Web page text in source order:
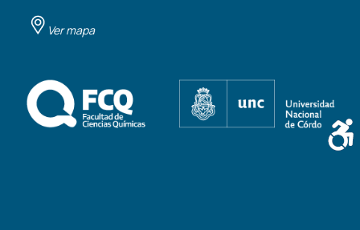
Ver mapa